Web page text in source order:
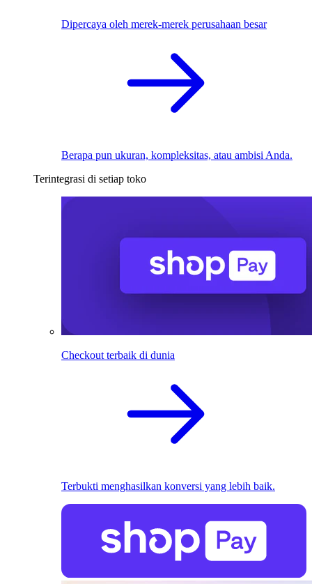
Dipercaya oleh merek-merek perusahaan besar
Berapa pun ukuran, kompleksitas, atau ambisi Anda.
Terintegrasi di setiap toko
Checkout terbaik di dunia
Terbukti menghasilkan konversi yang lebih baik.